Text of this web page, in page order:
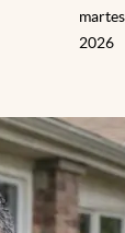
2026